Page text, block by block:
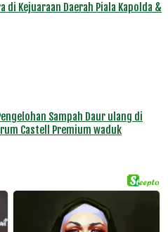
di Kejuaraan Daerah Piala Kapolda &
Sampah Daur ulang di
Castell Premium waduk